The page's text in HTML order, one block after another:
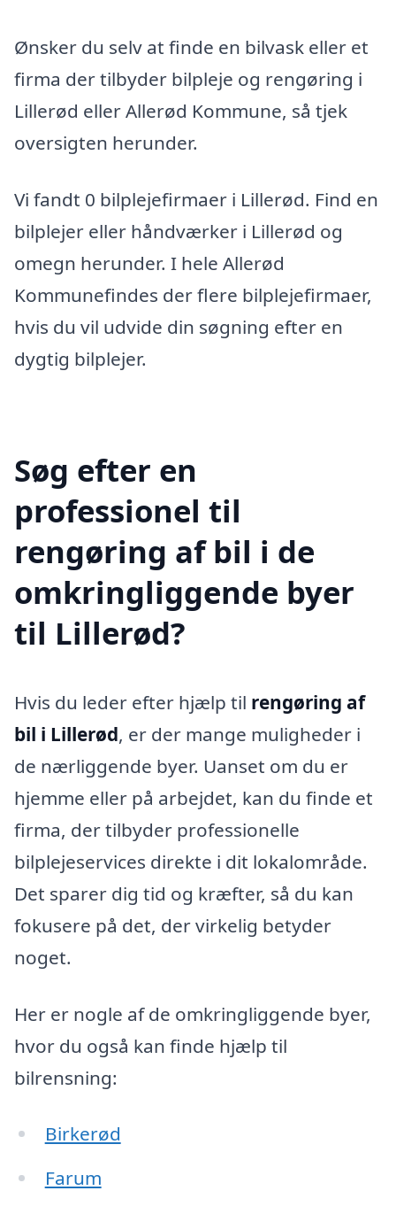
Ønsker du selv at finde en bilvask eller et
firma der tilbyder bilpleje og rengøring i
Lillerød eller Allerød Kommune, så tjek
oversigten herunder.
Vi fandt 0 bilplejefirmaer i Lillerød. Find en
bilplejer eller håndværker i Lillerød og
omegn herunder. I hele Allerød
Kommunefindes der flere bilplejefirmaer,
hvis du vil udvide din søgning efter en
dygtig bilplejer.
Søg efter en
professionel til
rengøring af bil i de
omkringliggende byer
til Lillerød?
Hvis du leder efter hjælp til rengøring af
bil i Lillerød, er der mange muligheder i
de nærliggende byer. Uanset om du er
hjemme eller på arbejdet, kan du finde et
firma, der tilbyder professionelle
bilplejeservices direkte i dit lokalområde.
Det sparer dig tid og kræfter, så du kan
fokusere på det, der virkelig betyder
noget.
Her er nogle af de omkringliggende byer,
hvor du også kan finde hjælp til
bilrensning:
Birkerød
Farum